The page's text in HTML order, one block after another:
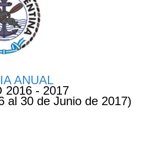
ANUAL
2016 - 2017
al 30 de Junio de 2017)